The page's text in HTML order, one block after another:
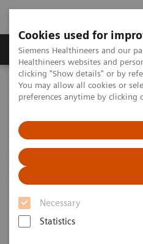
Cookies used for
Siemens Healthineers and our
Healthineers websites and
clicking "Show details" or by
You may allow all cookies or
preferences anytime by
Necessary
Statistics
Produkte & Services
Home
Digital Solutions &
teamplay performance